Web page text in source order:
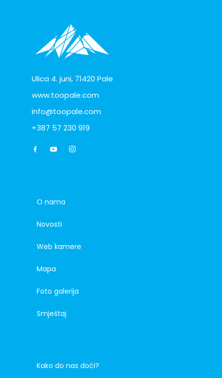
Ulica 4. juni, 71420 Pale
www.toopale.com
info@toopale.com
+387 57 230 919
O nama
Novosti
Web kamere
Mapa
Foto galerija
Smještaj
Kako do nas doći?